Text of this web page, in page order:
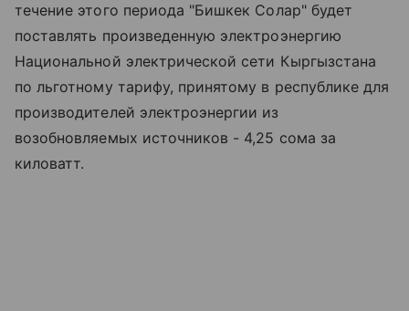
течение этого периода "Бишкек Солар" будет
поставлять произведенную электроэнергию
Национальной электрической сети Кыргызстана
по льготному тарифу, принятому в республике для
производителей электроэнергии из
возобновляемых источников - 4,25 сома за
киловатт.